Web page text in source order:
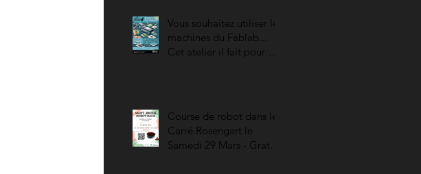
Vous souhaitez utiliser les
machines du Fablab...
Cet atelier il fait pour
Course de robot dans le
Carré Rosengart le
Samedi 29 Mars - Gratuit